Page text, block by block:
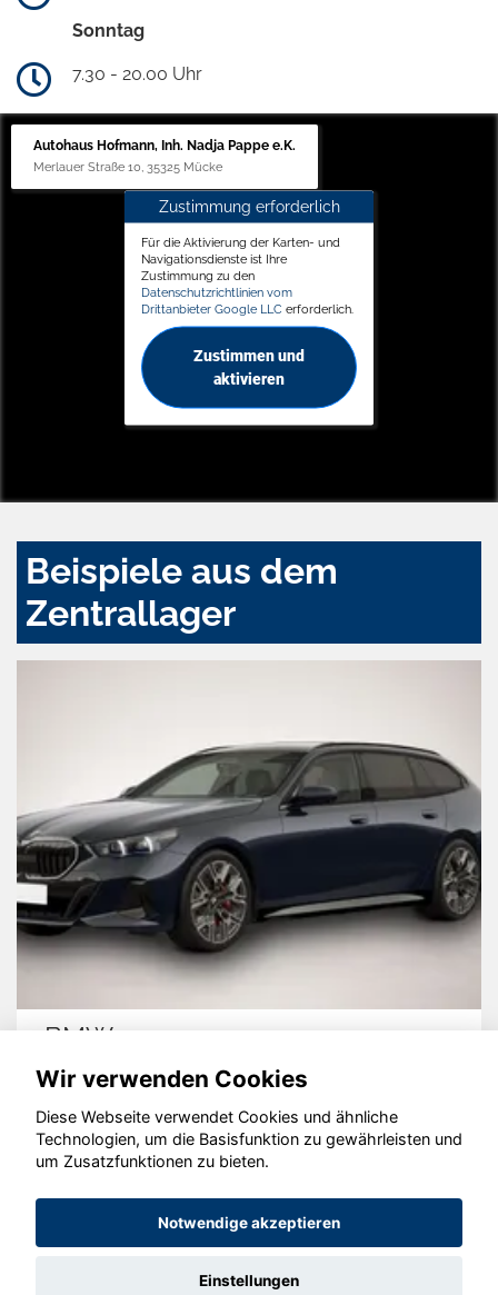
Sonntag
7.30 - 20.00 Uhr
Autohaus Hofmann, Inh. Nadja Pappe e.K.
Merlauer Straße 10, 35325 Mücke
Zustimmung erforderlich
Für die Aktivierung der Karten- und
Navigationsdienste ist Ihre
Zustimmung zu den
Datenschutzrichtlinien vom
Drittanbieter Google LLC erforderlich.
Zustimmen und
aktivieren
Beispiele aus dem
Zentrallager
BMW 540
© konjunkturmotor.de GmbH 2020 - 2026
Wir verwenden Cookies
Diese Webseite verwendet Cookies und ähnliche
Technologien, um die Basisfunktion zu gewährleisten und
um Zusatzfunktionen zu bieten.
Notwendige akzeptieren
Einstellungen